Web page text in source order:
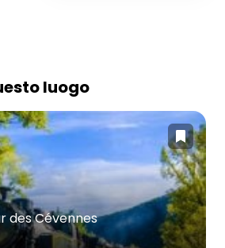
luogo
des Cévennes